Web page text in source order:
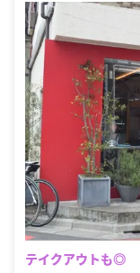
テイクアウトも◎